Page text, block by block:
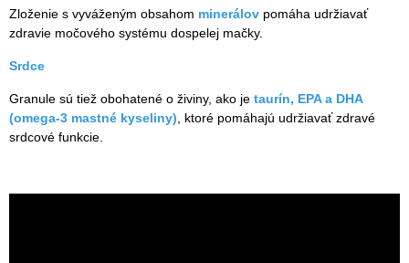
Zloženie s vyváženým obsahom minerálov pomáha udržiavať
zdravie močového systému dospelej mačky.
Srdce
Granule sú tiež obohatené o živiny, ako je taurín, EPA a DHA
(omega-3 mastné kyseliny) , ktoré pomáhajú udržiavať zdravé
srdcové funkcie.